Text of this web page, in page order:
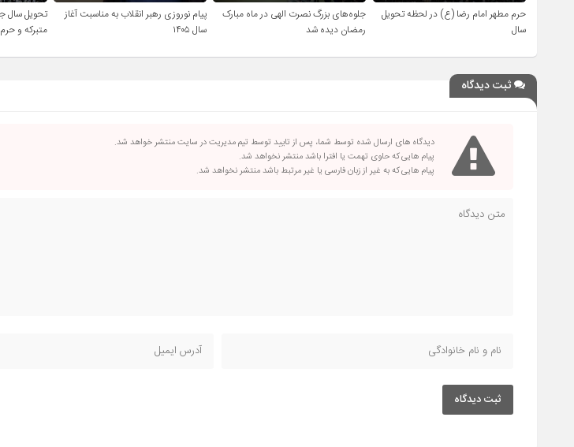
حرم مطهر امام رضا (ع) در لحظه تحویل
سال
جلوه‌های بزرگ نصرت الهی در ماه مبارک
رمضان دیده شد
پیام نوروزی رهبر انقلاب به مناسبت آغاز
سال ۱۴۰۵
تحویل سال‌
متبرکه‌ و
ثبت دیدگاه
دیدگاه های ارسال شده توسط شما، پس از تایید توسط تیم مدیریت در سایت منتشر خواهد شد.
پیام هایی که حاوی تهمت یا افترا باشد منتشر نخواهد شد.
پیام هایی که به غیر از زبان فارسی یا غیر مرتبط باشد منتشر نخواهد شد.
ثبت دیدگاه